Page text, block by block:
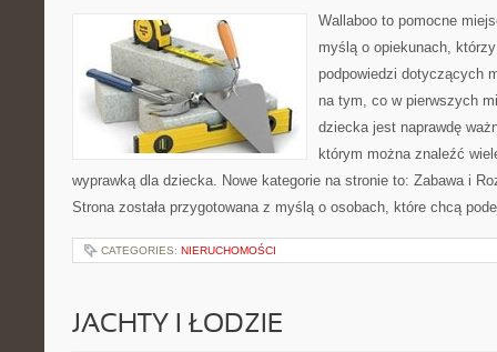
Wallaboo to pomocne
myślą o opiekunach,
podpowiedzi dotyczących
na tym, co w pierwszych
dziecka jest naprawdę
którym można znaleźć
wyprawką dla dziecka. Nowe kategorie na stronie to: Zabawa i
Strona została przygotowana z myślą o osobach, które chcą
CATEGORIES: NIERUCHOMOŚCI
JACHTY I ŁODZIE